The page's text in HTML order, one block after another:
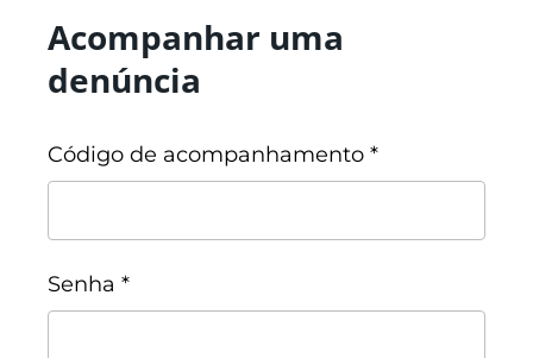
Acompanhar uma
denúncia
Código de acompanhamento *
Senha *